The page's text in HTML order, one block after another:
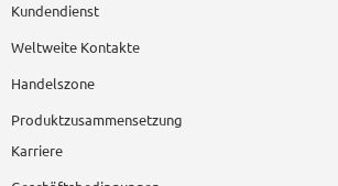
Kundendienst
Weltweite Kontakte
Handelszone
Produktzusammensetzung
Karriere